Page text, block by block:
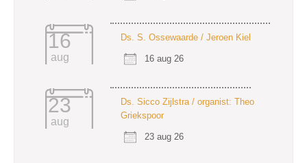
16
aug
Ds. S. Ossewaarde / Jeroen Kiel
16 aug 26
23
aug
Ds. Sicco Zijlstra / organist: Theo
Griekspoor
23 aug 26